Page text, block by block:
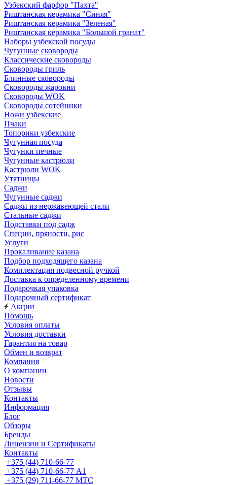
Узбекский фарфор "Пахта"
Риштанская керамика "Синяя"
Риштанская керамика "Зеленая"
Риштанская керамика "Большой гранат"
Наборы узбекской посуды
Чугунные сковороды
Классические сковороды
Сковороды гриль
Блинные сковороды
Сковороды жаровни
Сковороды WOK
Сковороды сотейники
Ножи узбекские
Пчаки
Топорики узбекские
Чугунная посуда
Чугунки печные
Чугунные кастрюли
Кастрюли WOK
Утятницы
Саджи
Чугунные саджи
Саджи из нержавеющей стали
Стальные саджи
Подставки под садж
Специи, пряности, рис
Услуги
Прокаливание казана
Подбор подходящего казана
Комплектация подвесной ручкой
Доставка к определенному времени
Подарочкая упаковка
Подарочный сертификат
Акции
Помощь
Условия оплаты
Условия доставки
Гарантия на товар
Обмен и возврат
Компания
О компании
Новости
Отзывы
Контакты
Информация
Блог
Обзоры
Бренды
Лицензии и Сертификаты
Контакты
+375 (44) 710-66-77
+375 (44) 710-66-77 А1
+375 (29) 711-66-77 МТС